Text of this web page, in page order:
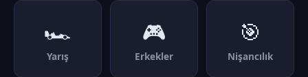
🏎️
Yarış
🎮
Erkekler
🎯
Nişancılık